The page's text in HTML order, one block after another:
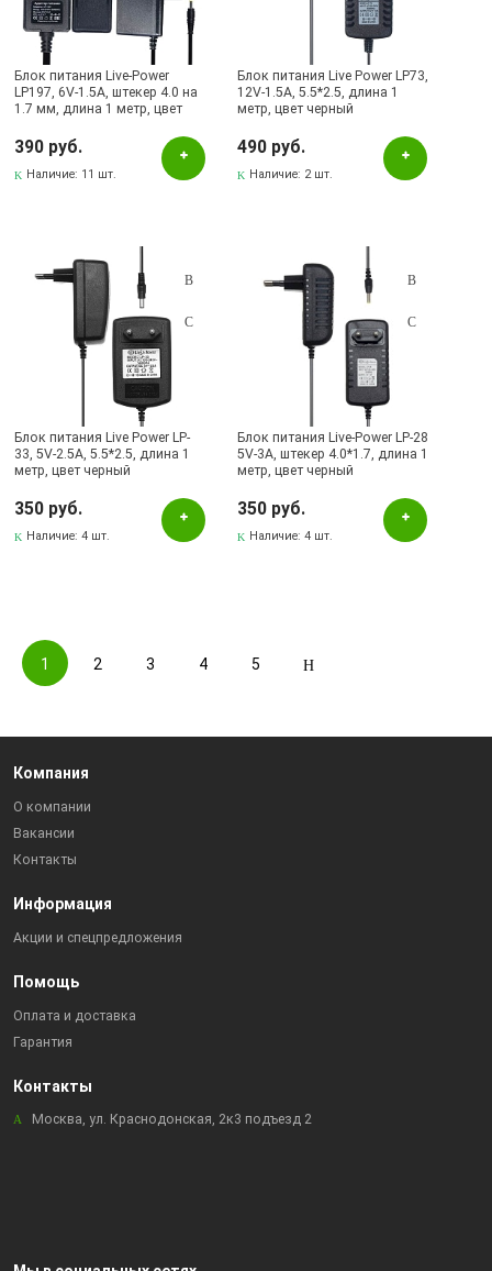
Блок питания Live-Power
LP197, 6V-1.5A, штекер 4.0 на
1.7 мм, длина 1 метр, цвет
тонометров)
390 руб.
Наличие: 11 шт.
Блок питания Live Power LP73,
12V-1.5A, 5.5*2.5, длина 1
метр, цвет черный
490 руб.
Наличие: 2 шт.
Блок питания Live Power LP-
33, 5V-2.5A, 5.5*2.5, длина 1
метр, цвет черный
350 руб.
Наличие:4 шт.
Блок питания Live-Power LP-28
5V-3A, штекер 4.0*1.7, длина 1
метр, цвет черный
350 руб.
Наличие:4 шт.
1 2 3 4 5
Компания
О компании
Вакансии
Контакты
Информация
Акции и спецпредложения
Помощь
Оплата и доставка
Гарантия
Контакты
Москва, ул. Краснодонская, 2к3 подъезд 2